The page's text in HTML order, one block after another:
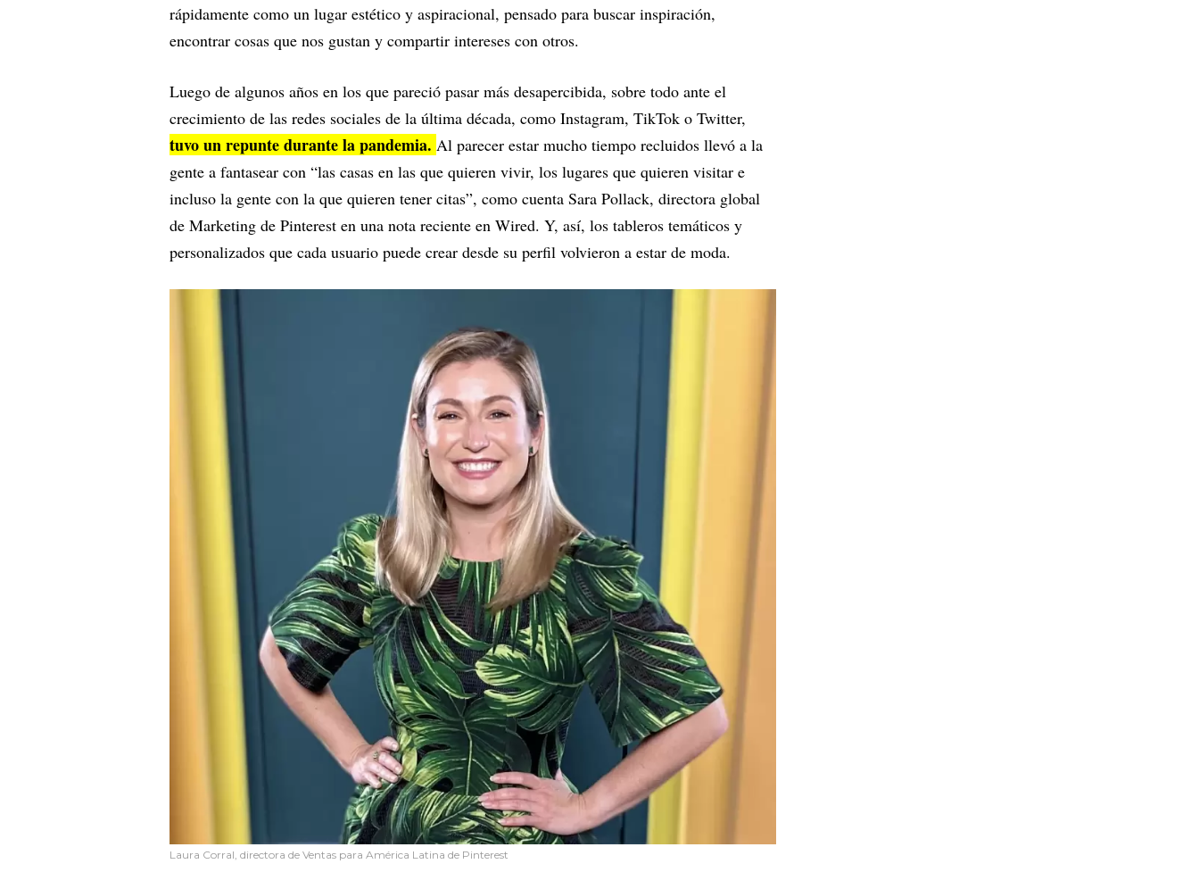
rápidamente como un lugar estético y aspiracional, pensado para buscar inspiración,
encontrar cosas que nos gustan y compartir intereses con otros.
Luego de algunos años en los que pareció pasar más desapercibida, sobre todo ante el
crecimiento de las redes sociales de la última década, como Instagram, TikTok o Twitter,
tuvo un repunte durante la pandemia. Al parecer estar mucho tiempo recluidos llevó a la
gente a fantasear con “las casas en las que quieren vivir, los lugares que quieren visitar e
incluso la gente con la que quieren tener citas”, como cuenta Sara Pollack, directora global
de Marketing de Pinterest en una nota reciente en Wired. Y, así, los tableros temáticos y
personalizados que cada usuario puede crear desde su perfil volvieron a estar de moda.
Laura Corral, directora de Ventas para América Latina de Pinterest